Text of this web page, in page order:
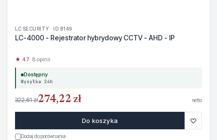
LC SECURITY · ID 8149
LC-4000 - Rejestrator hybrydowy CCTV - AHD - IP
★ 4.7· 8 opinii
Dostępny
Wysyłka 24h
322,61 zł274,22 zł netto
Do koszyka ♡
Dodaj do porównania